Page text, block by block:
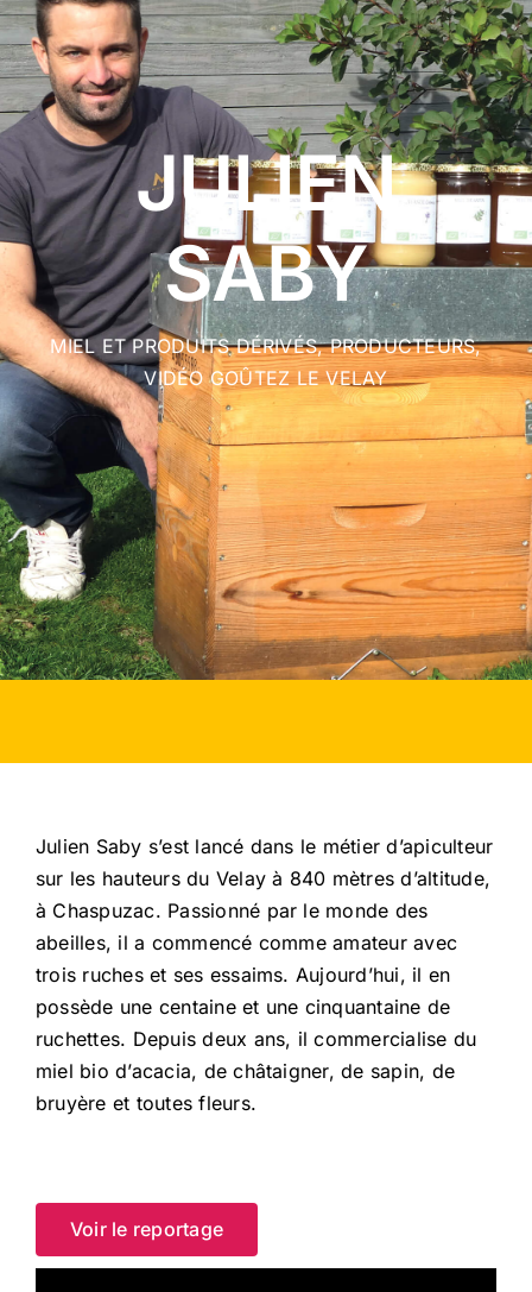
ACTUALITÉS
CONTACT JULIEN
SABY
MIEL ET PRODUITS DÉRIVÉS,PRODUCTEURS,
VIDÉO GOÛTEZ LE VELAY
Julien Saby s’est lancé dans le métier d’apiculteur
sur les hauteurs du Velay à 840 mètres d’altitude,
à Chaspuzac. Passionné par le monde des
abeilles, il a commencé comme amateur avec
trois ruches et ses essaims. Aujourd’hui, il en
possède une centaine et une cinquantaine de
ruchettes. Depuis deux ans, il commercialise du
miel bio d’acacia, de châtaigner, de sapin, de
bruyère et toutes fleurs.
Voir le reportage